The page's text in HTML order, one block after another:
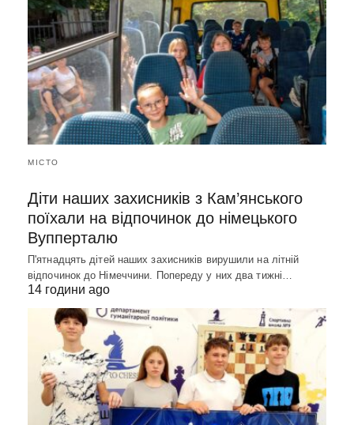
МІСТО
Діти наших захисників з Кам’янського
поїхали на відпочинок до німецького
Вупперталю
П'ятнадцять дітей наших захисників вирушили на літній
відпочинок до Німеччини. Попереду у них два тижні…
14 години ago